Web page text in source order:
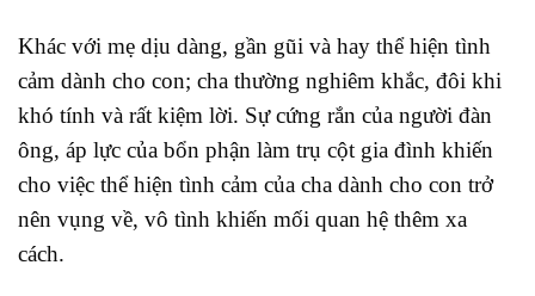
Khác với mẹ dịu dàng, gần gũi và hay thể hiện tình
cảm dành cho con; cha thường nghiêm khắc, đôi khi
khó tính và rất kiệm lời. Sự cứng rắn của người đàn
ông, áp lực của bổn phận làm trụ cột gia đình khiến
cho việc thể hiện tình cảm của cha dành cho con trở
nên vụng về, vô tình khiến mối quan hệ thêm xa
cách.